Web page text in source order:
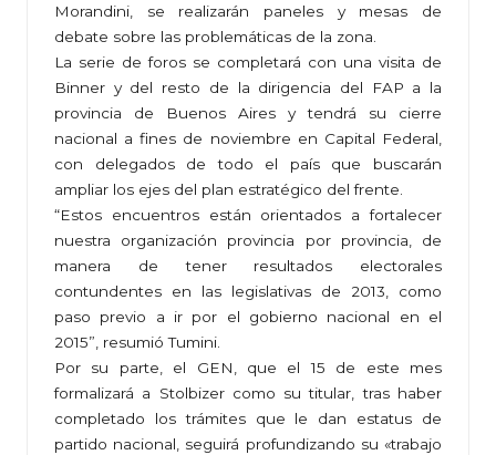
Morandini, se realizarán paneles y mesas de
debate sobre las problemáticas de la zona.
La serie de foros se completará con una visita de
Binner y del resto de la dirigencia del FAP a la
provincia de Buenos Aires y tendrá su cierre
nacional a fines de noviembre en Capital Federal,
con delegados de todo el país que buscarán
ampliar los ejes del plan estratégico del frente.
“Estos encuentros están orientados a fortalecer
nuestra organización provincia por provincia, de
manera de tener resultados electorales
contundentes en las legislativas de 2013, como
paso previo a ir por el gobierno nacional en el
2015”, resumió Tumini.
Por su parte, el GEN, que el 15 de este mes
formalizará a Stolbizer como su titular, tras haber
completado los trámites que le dan estatus de
partido nacional, seguirá profundizando su «trabajo